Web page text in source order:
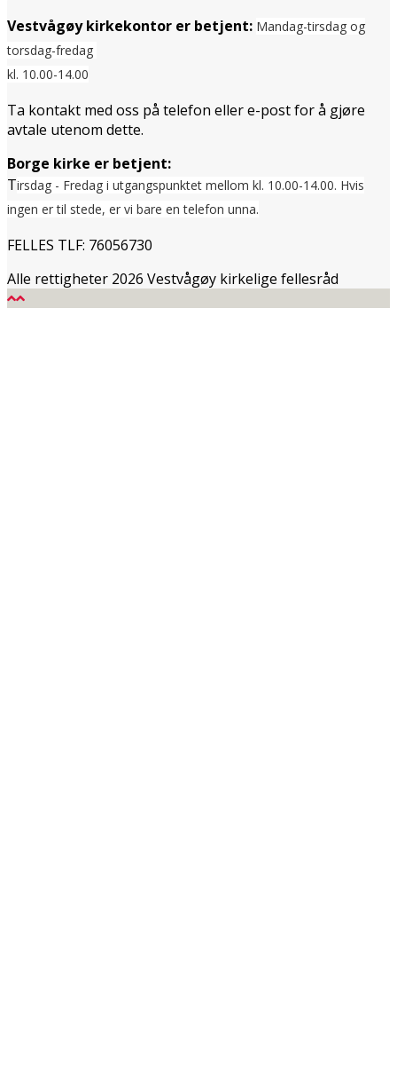
Vestvågøy kirkekontor er betjent: Mandag-tirsdag og
torsdag-fredag
kl. 10.00-14.00
Ta kontakt med oss på telefon eller e-post for å gjøre
avtale utenom dette.
Borge kirke er betjent:
Tirsdag - Fredag i utgangspunktet mellom kl. 10.00-14.00. Hvis
ingen er til stede, er vi bare en telefon unna.
FELLES TLF: 76056730
Alle rettigheter 2026 Vestvågøy kirkelige fellesråd